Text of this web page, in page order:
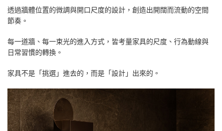
透過牆體位置的微調與開口尺度的設計，創造出開闊而流動的空間
節奏。
每一道牆、每一束光的進入方式，皆考量家具的尺度、行為動線與
日常習慣的轉換。
家具不是「挑選」進去的，而是「設計」出來的。